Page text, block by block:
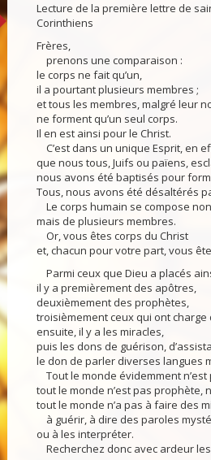
Lecture de la première lettre de
Corinthiens
Frères,
prenons une comparaison :
le corps ne fait qu’un,
il a pourtant plusieurs membres ;
et tous les membres, malgré leur
ne forment qu’un seul corps.
Il en est ainsi pour le Christ.
C’est dans un unique Esprit, en
que nous tous, Juifs ou païens,
nous avons été baptisés pour
Tous, nous avons été désaltérés
Le corps humain se compose
mais de plusieurs membres.
Or, vous êtes corps du Christ
et, chacun pour votre part, vous
Parmi ceux que Dieu a placés
il y a premièrement des apôtres,
deuxièmement des prophètes,
troisièmement ceux qui ont charge
ensuite, il y a les miracles,
puis les dons de guérison,
le don de parler diverses langues
Tout le monde évidemment n’est
tout le monde n’est pas prophète,
tout le monde n’a pas à faire des
à guérir, à dire des paroles
ou à les interpréter.
Recherchez donc avec ardeur